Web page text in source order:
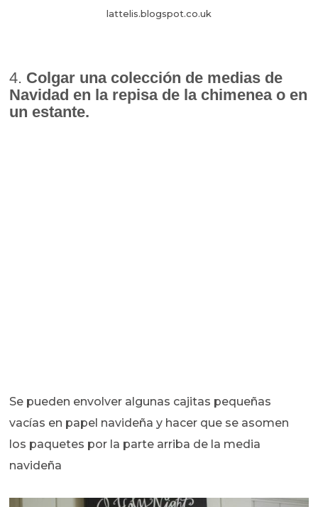
lattelis.blogspot.co.uk
4. Colgar una colección de medias de
Navidad en la repisa de la chimenea o en
un estante.
Se pueden envolver algunas cajitas pequeñas
vacías en papel navideña y hacer que se asomen
los paquetes por la parte arriba de la media
navideña